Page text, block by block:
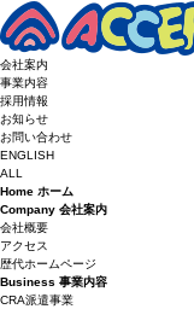
会社案内
事業内容
採用情報
お知らせ
お問い合わせ
ENGLISH
ALL
Home ホーム
Company 会社案内
会社概要
アクセス
歴代ホームページ
Business 事業内容
CRA派遣事業